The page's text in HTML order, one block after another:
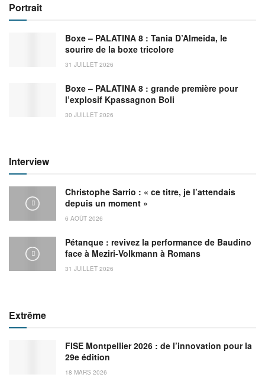
Portrait
Boxe – PALATINA 8 : Tania D’Almeida, le
sourire de la boxe tricolore
31 JUILLET 2026
Boxe – PALATINA 8 : grande première pour
l’explosif Kpassagnon Boli
30 JUILLET 2026
Interview
Christophe Sarrio : « ce titre, je l’attendais
depuis un moment »
6 AOÛT 2026
Pétanque : revivez la performance de Baudino
face à Meziri-Volkmann à Romans
31 JUILLET 2026
Extrême
FISE Montpellier 2026 : de l’innovation pour la
29e édition
18 MARS 2026